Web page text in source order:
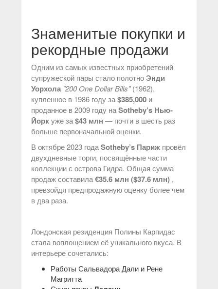
Знаменитые покупки и
рекордные продажи
Одним из самых известных приобретений
супружеской пары стало полотноЭнди
Уорхола "200 One Dollar Bills"(1962),
купленное в 1986 году за$385,000 и
проданное в 2009 году наSotheby’s Нью-
Йоркуже за$43 млн — почти в шесть раз
больше первоначальной оценки.
В октябре 2023 годаSotheby’s Париж провёл
двухдневные торги, посвящённые части
коллекции с острова Гидра. Общая сумма
продаж составила€35.6 млн ($37.6 млн) ,
превзойдя предпродажную оценку более чем
в два раза.
Лондонская резиденция Полины Карпидас
стала воплощением её уникального вкуса. В
интерьере сочетались:
Работы Сальвадора Дали и Рене
Магритта